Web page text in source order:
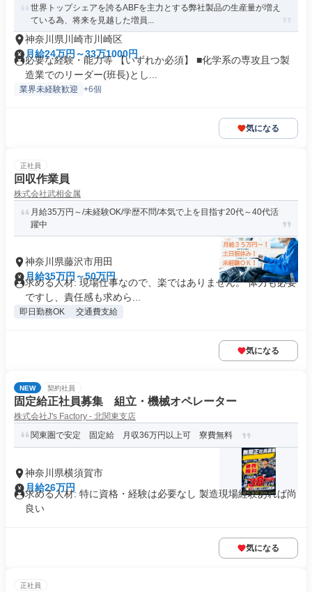
世界トップシェアを誇るABFを主力とする弊社製品の生産量が増え
ている為、将来を見越した増員...
神奈川県川崎市川崎区
月給24万円～33万1000円
必要な経験・能力等 【いずれか必須】 ■化学系の専攻且つ製
造業でのリーダー(班長)とし...
業界未経験歓迎 +6個
気になる
正社員
回収作業員
株式会社武相金属
月給35万円～/未経験OK/学歴不問/本気で上を目指す20代～40代活
躍中
神奈川県藤沢市用田
月給35万円～50万円
求める人材: 現場仕事なので、楽ではありません。 体力も必要
ですし、責任感も求めら...
即日勤務OK 交通費支給
気になる
NEW 契約社員
固定給正社員募集 組立・機械オペレーター
株式会社J's Factory - 北関東支店
関東圏で安定 固定給 月収36万円以上可 寮費無料
神奈川県横須賀市
月給26万円
求める人材: 特に資格・経験は必要なし 製造現場経験あれば尚
良い
気になる
正社員